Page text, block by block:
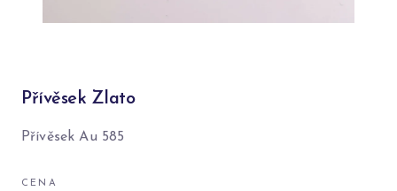
Přívěsek Zlato
Přívěsek Au 585
CENA